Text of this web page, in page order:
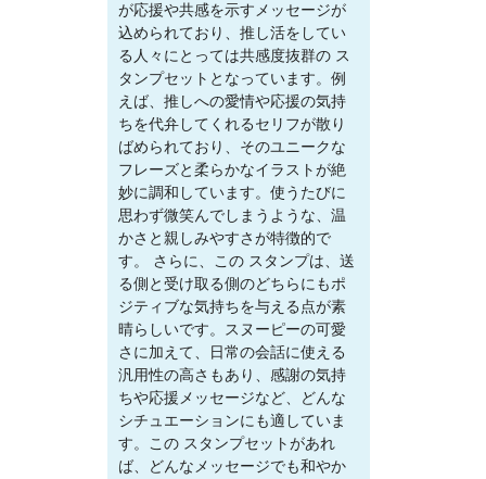
が応援や共感を示すメッセージが
込められており、推し活をしてい
る人々にとっては共感度抜群の ス
タンプセットとなっています。例
えば、推しへの愛情や応援の気持
ちを代弁してくれるセリフが散り
ばめられており、そのユニークな
フレーズと柔らかなイラストが絶
妙に調和しています。使うたびに
思わず微笑んでしまうような、温
かさと親しみやすさが特徴的で
す。 さらに、この スタンプは、送
る側と受け取る側のどちらにもポ
ジティブな気持ちを与える点が素
晴らしいです。スヌーピーの可愛
さに加えて、日常の会話に使える
汎用性の高さもあり、感謝の気持
ちや応援メッセージなど、どんな
シチュエーションにも適していま
す。この スタンプセットがあれ
ば、どんなメッセージでも和やか